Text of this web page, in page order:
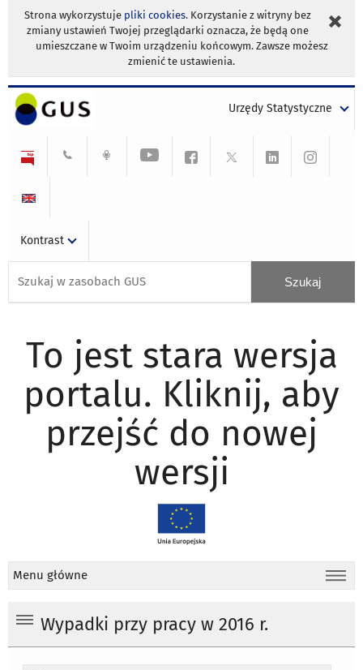
Strona wykorzystuje pliki cookies. Korzystanie z witryny bez
zmiany ustawień Twojej przeglądarki oznacza, że będą one
umieszczane w Twoim urządzeniu końcowym. Zawsze możesz
zmienić te ustawienia.
Urzędy Statystyczne
Kontrast
To jest stara wersja
portalu. Kliknij, aby
przejść do nowej
wersji
Menu główne
Wypadki przy pracy w 2016 r.